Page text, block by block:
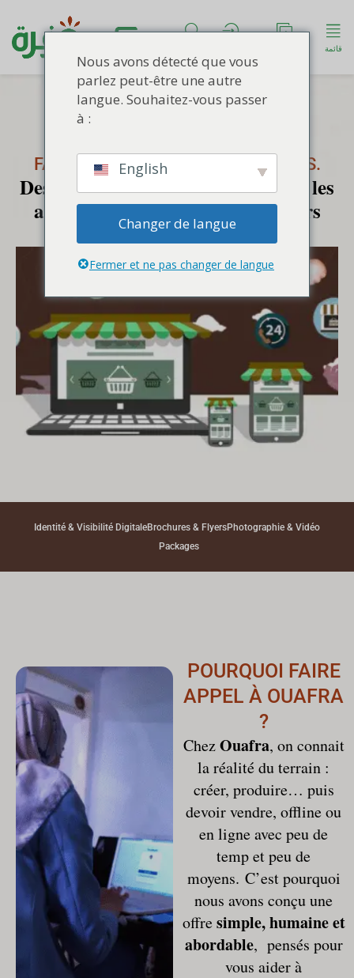
قائمة
FAITES RAYONNER VOS CRÉATIONS.
Des services concrets, pensés pour les
artisans, coopératives et créateurs
engagés.
Identité & Visibilité DigitaleBrochures & FlyersPhotographie & Vidéo
Packages
POURQUOI FAIRE
APPEL À OUAFRA
?
ChezOuafra, on connait
la réalité du terrain :
créer, produire… puis
devoir vendre, offline ou
en ligne avec peu de
temp et peu de
moyens. C’est pourquoi
nous avons conçu une
offresimple, humaine et
abordable, pensés pour
vous aider à
Nous avons détecté que vous
parlez peut-être une autre
langue. Souhaitez-vous passer
à :
English
Changer de langue
Fermer et ne pas changer de langue